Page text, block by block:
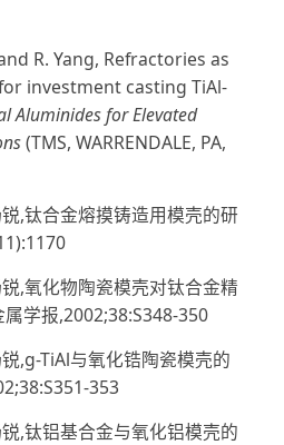
R. Yang, Refractories as
investment casting TiAl-
Aluminides for Elevated
(TMS, WARRENDALE, PA,
,钛合金熔摸铸造用模壳的研
,氧化物陶瓷模壳对钛合金精
属学报,2002;38:S348-350
,g-TiAl与氧化锆陶瓷模壳的
;38:S351-353
,钛铝基合金与氧化铝模壳的